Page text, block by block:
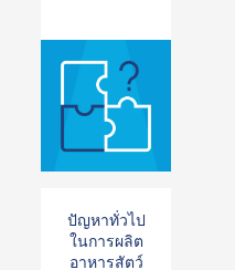
ปัญหาทั่วไป
ในการผลิต
อาหารสัตว์